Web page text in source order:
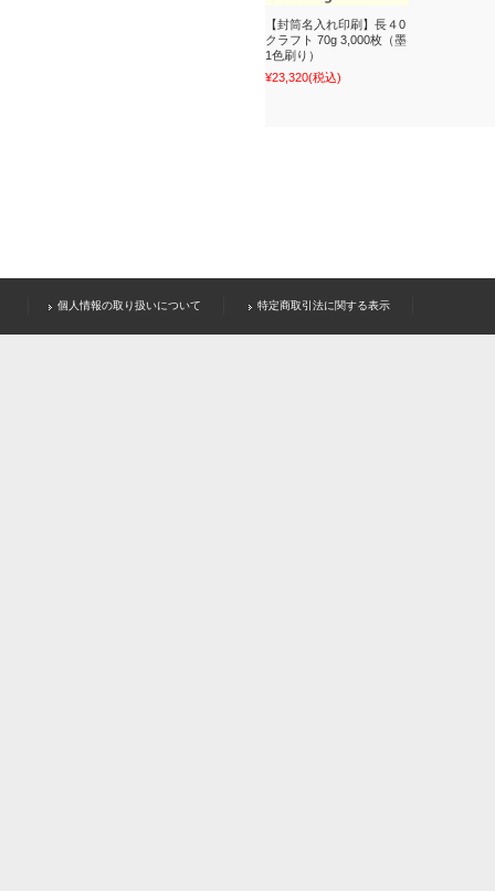
【封筒名入れ印刷】長４0
クラフト 70g 3,000枚（墨
1色刷り）
¥23,320(税込)
個人情報の取り扱いについて 特定商取引法に関する表示